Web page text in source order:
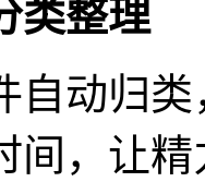
整理
动归类
间，让